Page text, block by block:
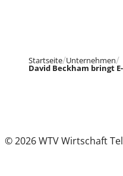
Startseite Unternehmen
David Beckham bringt
© 2026 WTV Wirtschaft